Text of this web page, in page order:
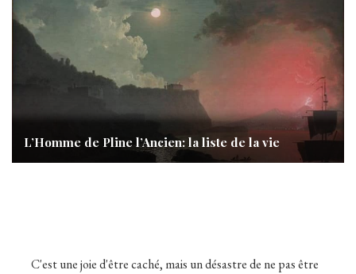
L’Homme de Pline l’Ancien: la liste de la vie
C'est une joie d'être caché, mais un désastre de ne pas être